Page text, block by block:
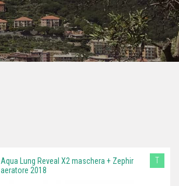
Aqua Lung Reveal X2 maschera + Zephir
aeratore 2018
T